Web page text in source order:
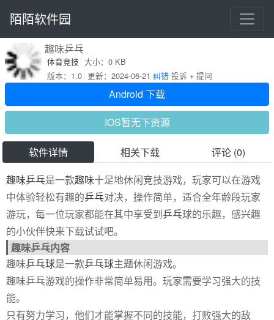
陌陌软件园
趣味乒乓
体育竞技 大小：0 KB
版本：1.0 更新：2024-06-21 纠错投诉 + 提问
Android 下载
IOS暂无下资源
软件详情 相关下载
评论 (0)
趣味乒乓是一款趣味十足地休闲竞技游戏，玩家可以在游戏
中体验轻松有趣的乒乓对决，操作简单，适合全年龄段玩家
游玩，每一位玩家都能在其中享受到乒乓球的乐趣，感兴趣
的小伙伴快来下载试试吧。
趣味乒乓内容
趣味乒乓球是一款乒乓球主题休闲游戏。
趣味乒乓游戏的操作非常简单易用。玩家需要学习强大的技
能。
只有努力学习，他们才能掌握不同的技能，打败强大的敌